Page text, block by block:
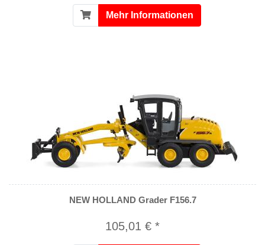
Mehr Informationen
NEW HOLLAND Grader F156.7
105,01 € *